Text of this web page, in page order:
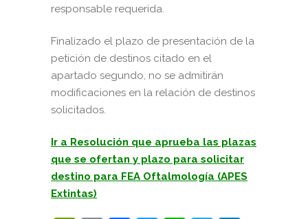
responsable requerida.
Finalizado el plazo de presentación de la
petición de destinos citado en el
apartado segundo, no se admitirán
modificaciones en la relación de destinos
solicitados.
Ir a Resolución que aprueba las plazas
que se ofertan y plazo para solicitar
destino para FEA Oftalmología (APES
Extintas)